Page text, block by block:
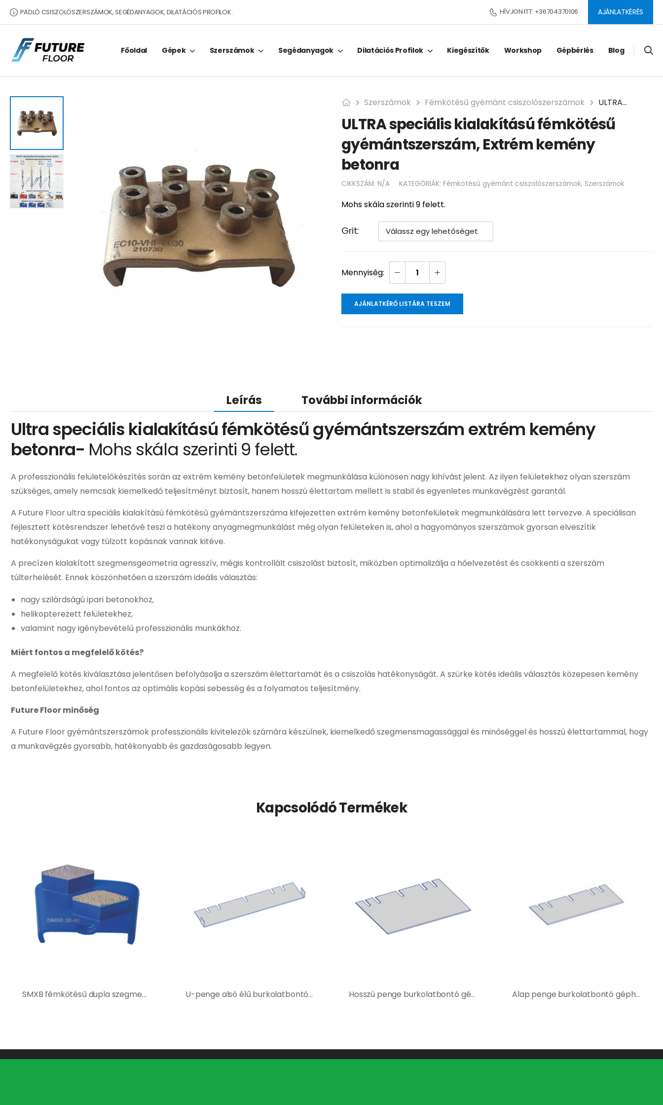
PADLÓ CSISZOLÓSZERSZÁMOK, SEGÉDANYAGOK, DILATÁCIÓS PROFILOK. HÍVJON ITT: +36704370106 AJÁNLATKÉRÉS
Főoldal Gépek Szerszámok Segédanyagok Dilatációs Profilok Kiegészítők Workshop Gépbérlés Blog
Szerszámok Fémkötésű gyémánt csiszolószerszámok ULTRA speciális kialakítású fémkötésű gyémántszerszám, Extrém kemény betonra
ULTRA speciális kialakítású fémkötésű
gyémántszerszám, Extrém kemény
betonra
CIKKSZÁM: N/A KATEGÓRIÁK: Fémkötésű gyémánt csiszolószerszámok, Szerszámok
Mohs skála szerinti 9 felett.
Grit
AJÁNLATKÉRŐ LISTÁRA TESZEM
Leírás További információk
Ultra speciális kialakítású fémkötésű gyémántszerszám extrém kemény
betonra- Mohs skála szerinti 9 felett.
A professzionális felületelőkészítés során az extrém kemény betonfelületek megmunkálása különösen nagy kihívást jelent. Az ilyen felületekhez olyan szerszám
szükséges, amely nemcsak kiemelkedő teljesítményt biztosít, hanem hosszú élettartam mellett is stabil és egyenletes munkavégzést garantál.
A Future Floorultra speciális kialakítású fémkötésű gyémántszerszáma kifejezetten extrém kemény betonfelületek megmunkálására lett tervezve. A speciálisan
fejlesztett kötésrendszer lehetővé teszi a hatékony anyagmegmunkálást még olyan felületeken is, ahol a hagyományos szerszámok gyorsan elveszítik
hatékonyságukat vagy túlzott kopásnak vannak kitéve.
A precízen kialakított szegmensgeometria agresszív, mégis kontrollált csiszolást biztosít, miközben optimalizálja a hőelvezetést és csökkenti a szerszám
túlterhelését. Ennek köszönhetően a szerszám ideális választás:
nagy szilárdságú ipari betonokhoz,
helikopterezett felületekhez,
valamint nagy igénybevételű professzionális munkákhoz.
Miért fontos a megfelelő kötés?
A megfelelő kötés kiválasztása jelentősen befolyásolja a szerszám élettartamát és a csiszolás hatékonyságát. A szürke kötés ideális választás közepesen kemény
betonfelületekhez, ahol fontos az optimális kopási sebesség és a folyamatos teljesítmény.
Future Floor minőség
A Future Floor gyémántszerszámok professzionális kivitelezők számára készülnek, kiemelkedő szegmensmagassággal és minőséggel és hosszú élettartammal, hogy
a munkavégzés gyorsabb, hatékonyabb és gazdaságosabb legyen.
Kapcsolódó Termékek
SMXB fémkötésű dupla szegmenses gyémántszerszám – Kék U-penge alsó élű burkolatbontó géphez 400214 Hosszú penge burkolatbontó géphez – 400238 Alap penge burkolatbontó géphez – 400123